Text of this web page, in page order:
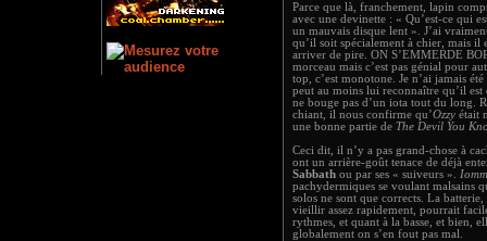
Parce que là, franchement, lapin
avec une devinette : « Qu’est-ce qui
un mauvais disque lent ». J’ai
qu’il soit spécialement à chier, mais il
arriver de pire. ON S’EMMERDE
morceau mais c’est pas génial pour
top, c’est monotone. Je n’ai jamais
peut au moins lui reconnaître qu’il
ne bouge pas d’un iota tout du long.
chiant, il nous confirme qu’Ozzy était
une bonne partie de The Devil You
Ceci dit, il n’y a pas grand-chose à
ont un arrière-goût tenace de déjà
Sabbath ou par ses « suiveurs ».
pachydermiques se voulant malsains
solos ne sont que corrects. La
vieillir assez rapidement, pourrait
rythmes, et quant à la basse, et bien,
globalement on s’en fout pas mal.